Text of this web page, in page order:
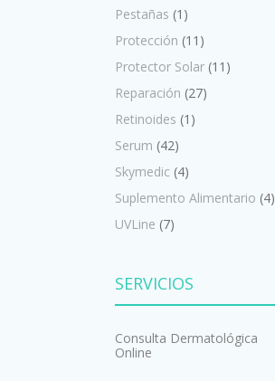
Pestañas (1)
Protección (11)
Protector Solar (11)
Reparación (27)
Retinoides (1)
Serum (42)
Skymedic (4)
Suplemento Alimentario (4)
UVLine (7)
SERVICIOS
Consulta Dermatológica
Online